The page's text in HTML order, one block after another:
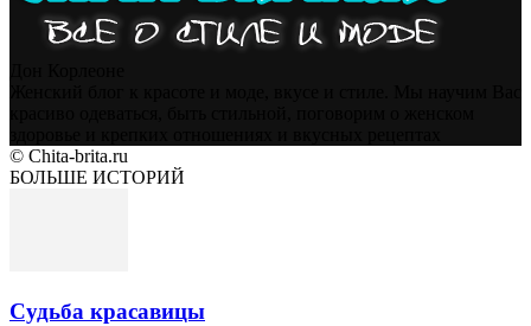
© Chita-brita.ru
БОЛЬШЕ ИСТОРИЙ
Судьба красавицы